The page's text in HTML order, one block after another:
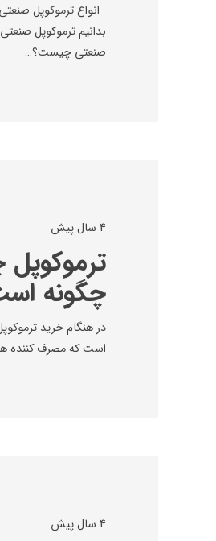
انواع ترموکوپل
بدانیم ترموکوپل
صنعتی چیست؟…
4 سال پیش
چگونه
در هنگام خرید
است که مصرف کننده
4 سال پیش